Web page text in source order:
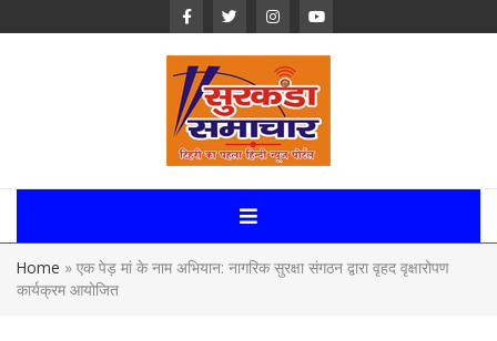
Surkanda
Samachar:
Uttarakhand,
Home » एक पेड़ मां के नाम अभियान: नागरिक सुरक्षा संगठन द्वारा वृहद वृक्षारोपण
कार्यक्रम आयोजित